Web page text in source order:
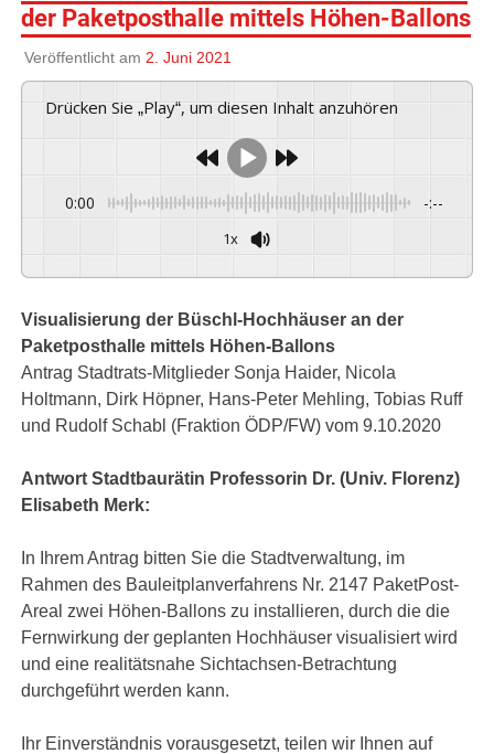
der Paketposthalle mittels Höhen-Ballons
Veröffentlicht am 2. Juni 2021
Drücken Sie „Play“, um diesen Inhalt anzuhören
0:00 -:--
1x
Powered By GSpeech
Visualisierung der Büschl-Hochhäuser an der
Paketposthalle mittels Höhen-Ballons
Antrag Stadtrats-Mitglieder Sonja Haider, Nicola
Holtmann, Dirk Höpner, Hans-Peter Mehling, Tobias Ruff
und Rudolf Schabl (Fraktion ÖDP/FW) vom 9.10.2020
Antwort Stadtbaurätin Professorin Dr. (Univ. Florenz)
Elisabeth Merk:
In Ihrem Antrag bitten Sie die Stadtverwaltung, im
Rahmen des Bauleitplanverfahrens Nr. 2147 PaketPost-
Areal zwei Höhen-Ballons zu installieren, durch die die
Fernwirkung der geplanten Hochhäuser visualisiert wird
und eine realitätsnahe Sichtachsen-Betrachtung
durchgeführt werden kann.
Ihr Einverständnis vorausgesetzt, teilen wir Ihnen auf